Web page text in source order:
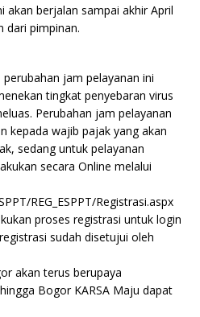
akan berjalan sampai akhir April
dari pimpinan.
jam pelayanan ini
tingkat penyebaran virus
Perubahan jam pelayanan
kepada wajib pajak yang akan
sedang untuk pelayanan
secara Online melalui
REG_ESPPT/Registrasi.aspx
proses registrasi untuk login
sudah disetujui oleh
akan terus berupaya
Bogor KARSA Maju dapat